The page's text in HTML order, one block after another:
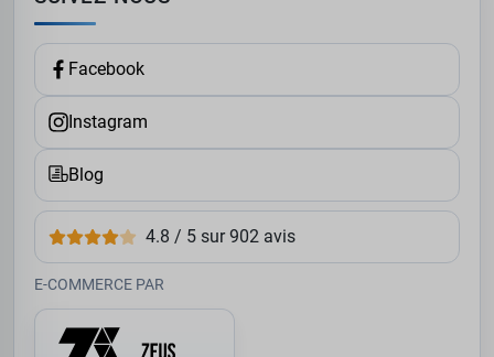
Facebook
Instagram
Blog
4.8 / 5 sur 902 avis
E-COMMERCE PAR